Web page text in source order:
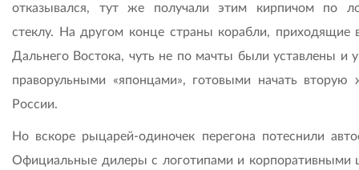
отказывался, тут же получали этим кирпичом по
стеклу. На другом конце страны корабли, приходящие
Дальнего Востока, чуть не по мачты были уставлены и
праворульными «японцами», готовыми начать вторую
России.
Но вскоре рыцарей-одиночек перегона потеснили
Официальные дилеры с логотипами и корпоративными